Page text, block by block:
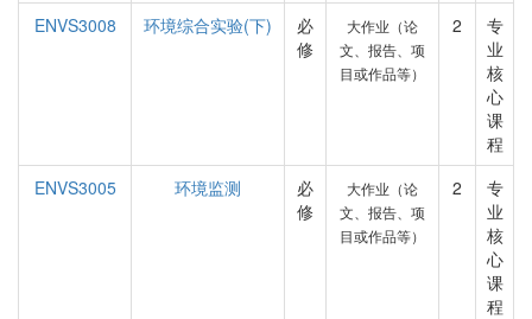
ENVS3008
环境综合实验(下)
必
修
大作业（论
文、报告、项
目或作品等）
2
专
业
核
心
课
程
ENVS3005
环境监测
必
修
大作业（论
文、报告、项
目或作品等）
2
专
业
核
心
课
程